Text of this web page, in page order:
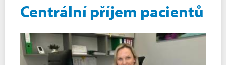
Centrální příjem pacientů